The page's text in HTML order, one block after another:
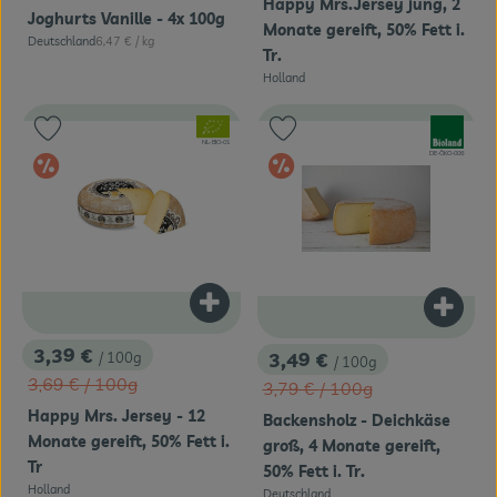
Joghurts Vanille - 4x 100g
, Herkunft:
Deutschland, Referenzpreis:
6,47 € / kg
Happy Mrs.Jersey jung, 2
Monate gereift, 50% Fett i.
Tr.
, Herkunft:
Holland
, Preis:
3,39 € / 100g
, Alter Preis:
3,69 €/ 100g
Happy Mrs. Jersey - 12
Monate gereift, 50% Fett i.
Tr
Holland
Produkt zum Warenkorb hinzufügen
, Verband:
, Kontrollstelle:
NL-BIO-01
Produkt zu Favouriten hinzufügen
, Preis:
3,49 € / 100g
, Alter Preis:
3,79 €/ 100g
Backensholz - Deichkäse
groß, 4 Monate gereift,
50% Fett i. Tr.
Deutschland
, Kontrollstelle:
DE-ÖKO-006
Im Angebot
Produkt zu Favouriten hinzufügen